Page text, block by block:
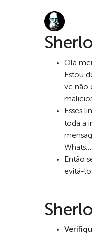
Olá
Estou
vc não
Esses
toda a
Whats…
Então
evitá-